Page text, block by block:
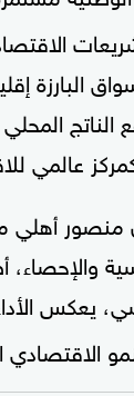
البارزة
عالمي
أهلي
يعكس